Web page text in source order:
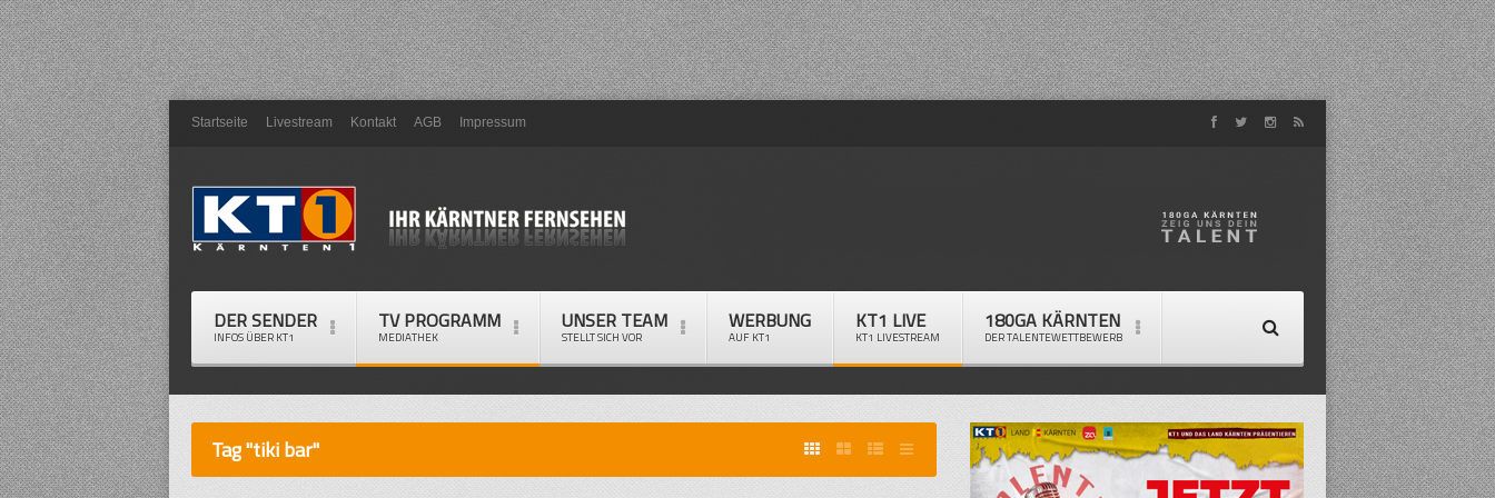
Startseite Livestream Kontakt AGB Impressum
DER SENDER
INFOS ÜBER KT1
TV PROGRAMM
MEDIATHEK
UNSER TEAM
STELLT SICH VOR
WERBUNG
AUF KT1
KT1 LIVE
KT1 LIVESTREAM
180GA KÄRNTEN
DER TALENTEWETTBEWERB
Tag "tiki bar"